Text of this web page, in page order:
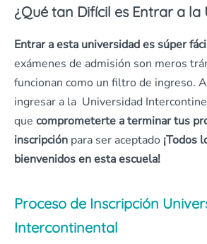
¿Qué tan Difícil es Entrar a la
Entrar a esta universidad es súper
exámenes de admisión son meros
funcionan como un filtro de ingreso.
ingresar a la Universidad
que comprometerte a terminar tus
inscripción para ser aceptado ¡Todos
bienvenidos en esta escuela!
Proceso de Inscripción
Intercontinental